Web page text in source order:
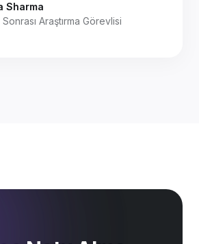
Sharma
Araştırma Görevlisi